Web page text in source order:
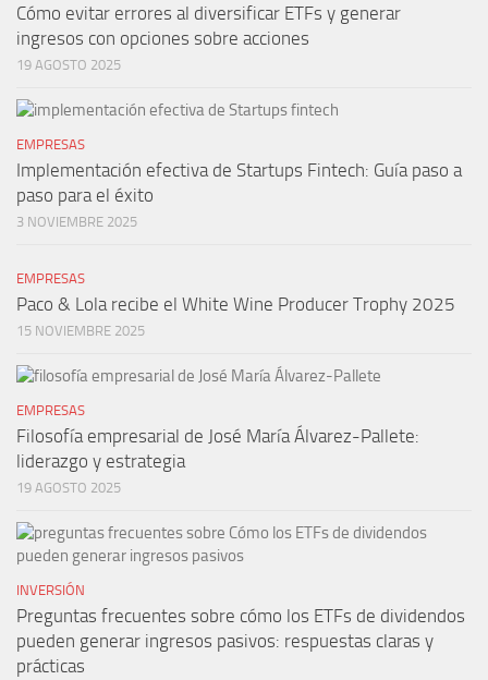
Cómo evitar errores al diversificar ETFs y generar
ingresos con opciones sobre acciones
19 AGOSTO 2025
EMPRESAS
Implementación efectiva de Startups Fintech: Guía paso a
paso para el éxito
3 NOVIEMBRE 2025
EMPRESAS
Paco & Lola recibe el White Wine Producer Trophy 2025
15 NOVIEMBRE 2025
EMPRESAS
Filosofía empresarial de José María Álvarez-Pallete:
liderazgo y estrategia
19 AGOSTO 2025
INVERSIÓN
Preguntas frecuentes sobre cómo los ETFs de dividendos
pueden generar ingresos pasivos: respuestas claras y
prácticas